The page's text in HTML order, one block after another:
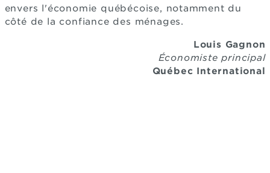
envers l'économie québécoise, notamment du
côté de la confiance des ménages.
Louis Gagnon
Économiste principal
Québec International